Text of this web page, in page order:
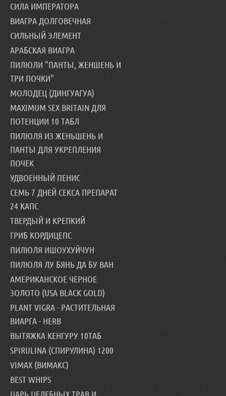
СИЛА ИМПЕРАТОРА
ВИАГРА ДОЛГОВЕЧНАЯ
СИЛЬНЫЙ ЭЛЕМЕНТ
АРАБСКАЯ ВИАГРА
ПИЛЮЛИ "ПАНТЫ, ЖЕНШЕНЬ И
ТРИ ПОЧКИ"
МОЛОДЕЦ (ДИНГУАГУА)
MAXIMUM SEX BRITAIN ДЛЯ
ПОТЕНЦИИ 10 ТАБЛ
ПИЛЮЛЯ ИЗ ЖЕНЬШЕНЬ И
ПАНТЫ ДЛЯ УКРЕПЛЕНИЯ
ПОЧЕК
УДВОЕННЫЙ ПЕНИС
СЕМЬ 7 ДНЕЙ СЕКСА ПРЕПАРАТ
24 КАПС
ТВЕРДЫЙ И КРЕПКИЙ
ГРИБ КОРДИЦЕПС
ПИЛЮЛЯ ИШОУХУЙЧУН
ПИЛЮЛЯ ЛУ БЯНЬ ДА БУ ВАН
АМЕРИКАНСКОЕ ЧЕРНОЕ
ЗОЛОТО (USA BLACK GOLD)
PLANT VIGRA - РАСТИТЕЛЬНАЯ
ВИАРГА - HERB
ВЫТЯЖКА КЕНГУРУ 10ТАБ
SPIRULINA (СПИРУЛИНА) 1200
VIMAX (ВИМАКС)
BEST WHIPS
ЦАРЬ ЦЕЛЕБНЫХ ТРАВ И